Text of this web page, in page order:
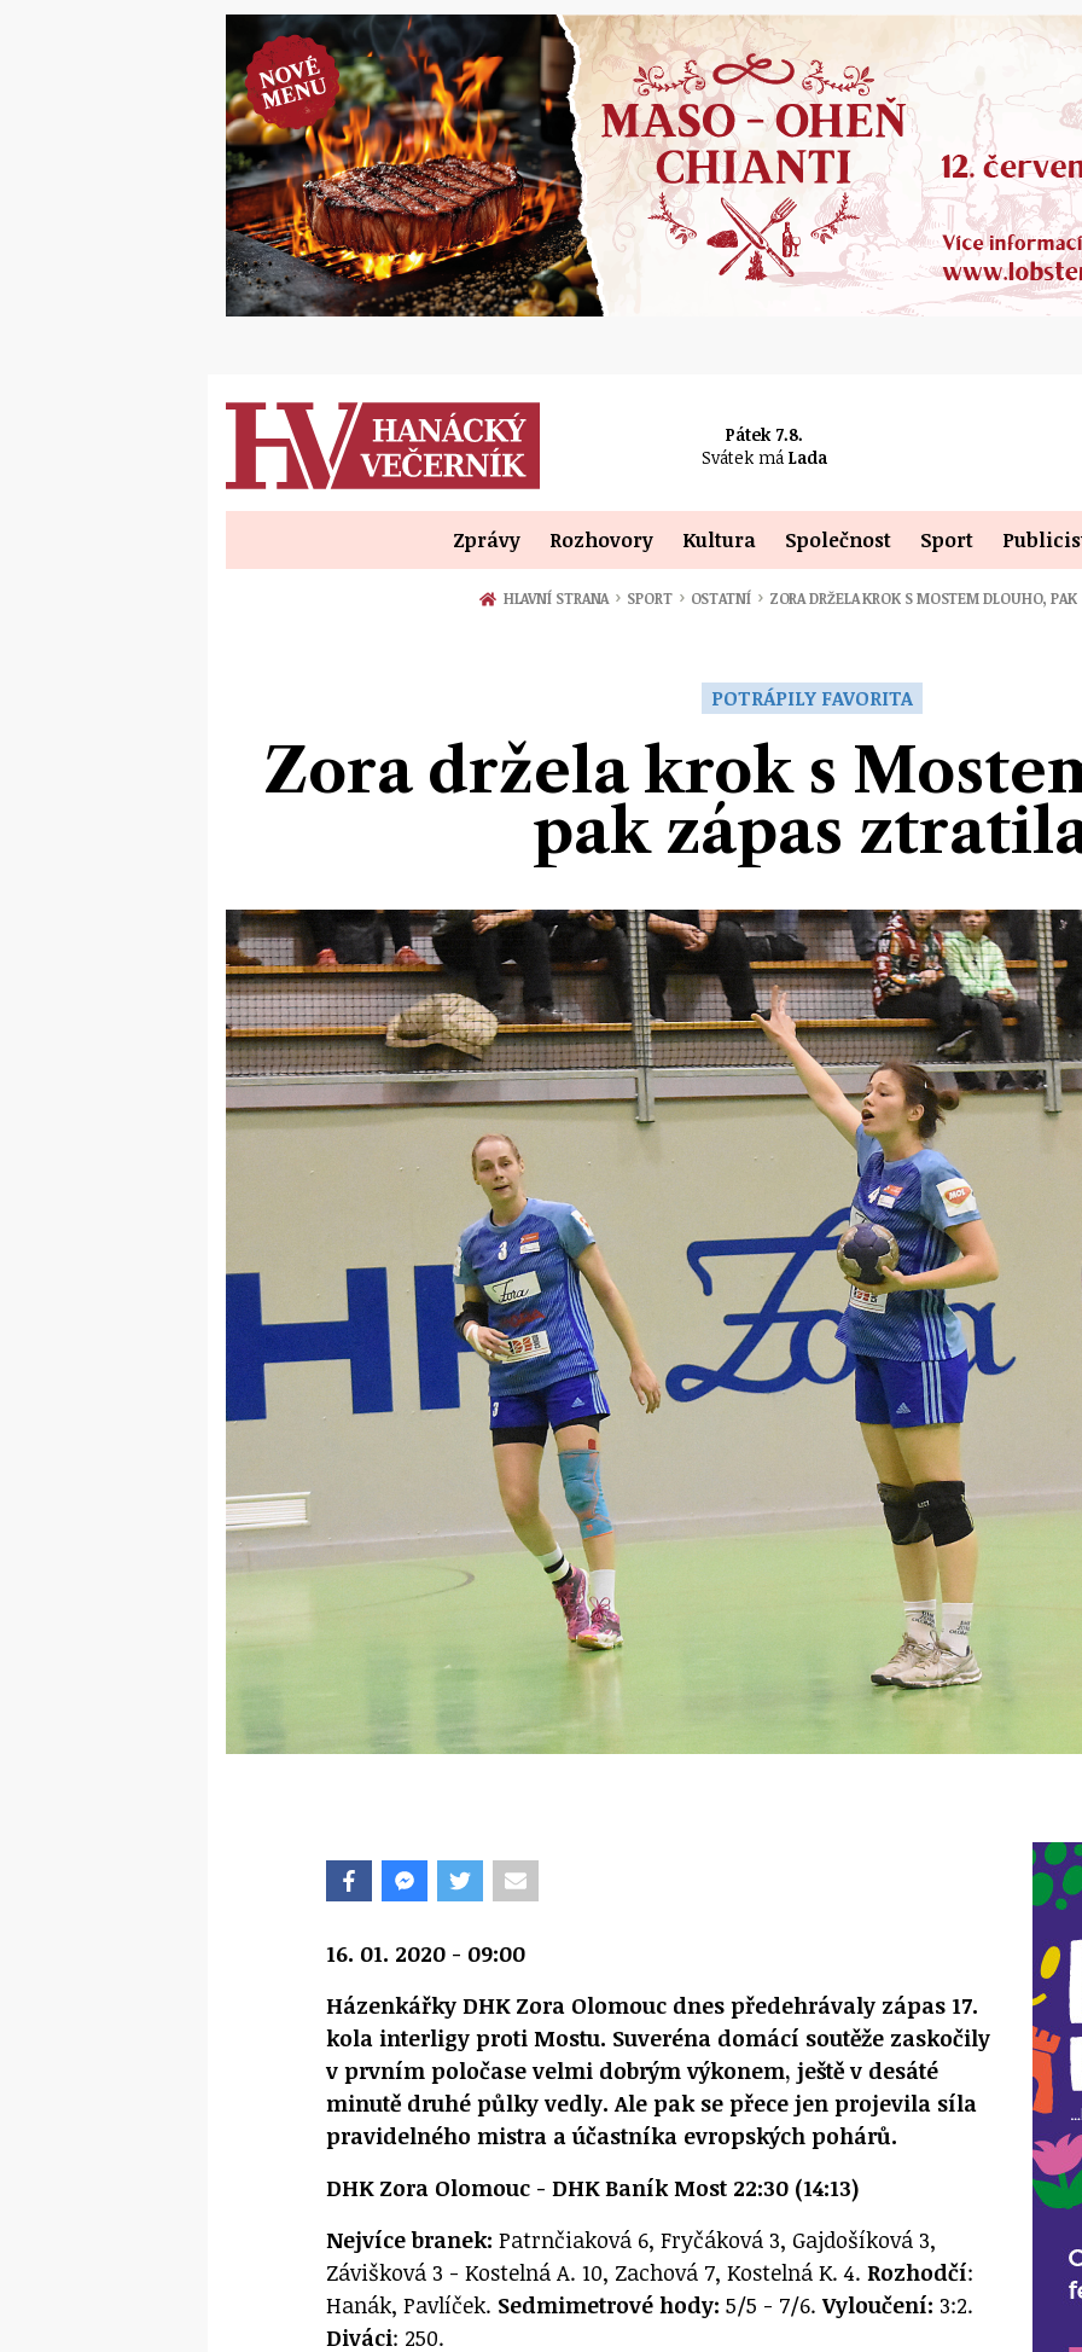
Pátek 7.8.
Svátek má Lada
Zprávy Rozhovory Kultura Společnost Sport
HLAVNÍ STRANA › SPORT › OSTATNÍ › ZORA DRŽELA KROK S MOSTEM DLOUHO,
POTRÁPILY FAVORITA
Zora držela krok s
pak zápas
16. 01. 2020 - 09:00
Házenkářky DHK Zora Olomouc dnes předehrávaly zápas 17.
kola interligy proti Mostu. Suveréna domácí soutěže zaskočily
v prvním poločase velmi dobrým výkonem, ještě v desáté
minutě druhé půlky vedly. Ale pak se přece jen projevila síla
pravidelného mistra a účastníka evropských pohárů.
DHK Zora Olomouc - DHK Baník Most 22:30 (14:13)
Nejvíce branek:Patrnčiaková 6, Fryčáková 3, Gajdošíková 3,
Závišková 3 - Kostelná A. 10, Zachová 7, Kostelná K. 4.Rozhodčí:
Hanák, Pavlíček. Sedmimetrové hody: 5/5 - 7/6.Vyloučení: 3:2.
Diváci: 250.